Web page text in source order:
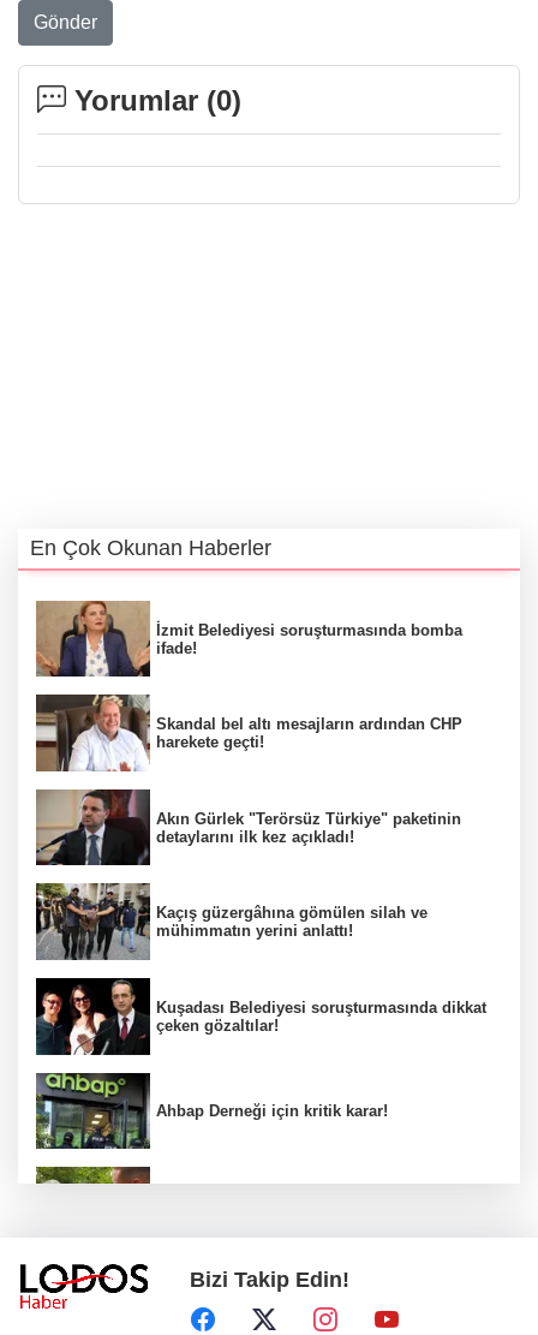
Gönder
Yorumlar (0)
En Çok Okunan Haberler
İzmit Belediyesi soruşturmasında bomba
ifade!
Skandal bel altı mesajların ardından CHP
harekete geçti!
Akın Gürlek "Terörsüz Türkiye" paketinin
detaylarını ilk kez açıkladı!
Kaçış güzergâhına gömülen silah ve
mühimmatın yerini anlattı!
Kuşadası Belediyesi soruşturmasında dikkat
çeken gözaltılar!
Ahbap Derneği için kritik karar!
Önce dedesi ve büyükannesini öldürdü,
sonra okulda dehşet saçtı!
Bizi Takip Edin!